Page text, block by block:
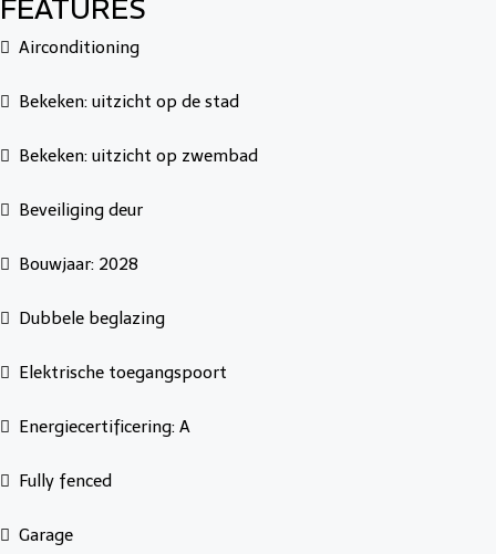
FEATURES
Airconditioning
Bekeken: uitzicht op de stad
Bekeken: uitzicht op zwembad
Beveiliging deur
Bouwjaar: 2028
Dubbele beglazing
Elektrische toegangspoort
Energiecertificering: A
Fully fenced
Garage